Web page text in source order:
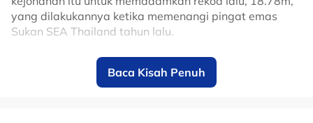
yang dilakukannya ketika memenangi pingat emas
Sukan SEA Thailand tahun lalu.
Pingat emas menjadi milik peserta China, Chen Hongfei
(20.18m), perak dimenangi rakan senegaranya, Chen
Chengyu (19.64m) manakala gangsa pula diraih alet
Baca Kisah Penuh